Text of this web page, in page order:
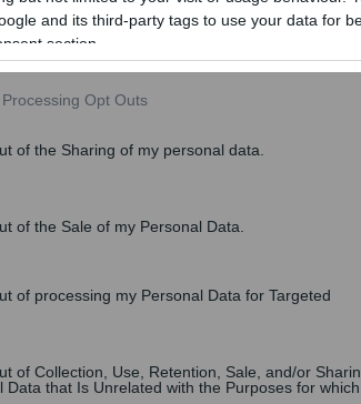
and its third-party tags to use your data for
section.
Opt Outs
of the Sharing of my personal data.
of the Sale of my Personal Data.
of processing my Personal Data for Targeted
of Collection, Use, Retention, Sale, and/or
Data that Is Unrelated with the Purposes for
κόστος για την έξοδο του Πάσχα: